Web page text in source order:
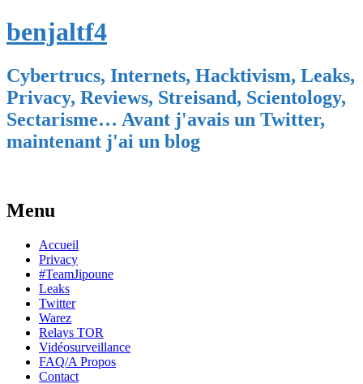
benjaltf4
Cybertrucs, Internets, Hacktivism, Leaks,
Privacy, Reviews, Streisand, Scientology,
Sectarisme… Avant j'avais un Twitter,
maintenant j'ai un blog
Menu
Skip
content
Accueil
Privacy
#TeamJipoune
Leaks
Twitter
Warez
Relays TOR
Vidéosurveillance
FAQ/A Propos
Contact